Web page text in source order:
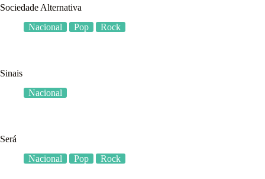
Sociedade Alternativa
Nacional
Pop Rock
Sinais
Nacional
Será
Nacional
Pop Rock